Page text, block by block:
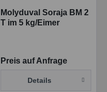
Molyduval Soraja BM 2
T im 5 kg/Eimer
Preis auf Anfrage
Details